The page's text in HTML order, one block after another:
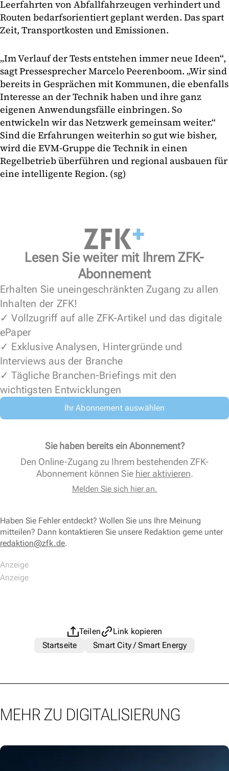
Leerfahrten von Abfallfahrzeugen verhindert und
Routen bedarfsorientiert geplant werden. Das spart
Zeit, Transportkosten und Emissionen.
„Im Verlauf der Tests entstehen immer neue Ideen“,
sagt Pressesprecher Marcelo Peerenboom. „Wir sind
bereits in Gesprächen mit Kommunen, die ebenfalls
Interesse an der Technik haben und ihre ganz
eigenen Anwendungsfälle einbringen. So
entwickeln wir das Netzwerk gemeinsam weiter.“
Sind die Erfahrungen weiterhin so gut wie bisher,
wird die EVM-Gruppe die Technik in einen
Regelbetrieb überführen und regional ausbauen für
eine intelligente Region. (sg)
Lesen Sie weiter mit Ihrem ZFK-
Abonnement
Erhalten Sie uneingeschränkten Zugang zu allen
Inhalten der ZFK!
✓ Vollzugriff auf alle ZFK-Artikel und das digitale
ePaper
✓ Exklusive Analysen, Hintergründe und
Interviews aus der Branche
✓ Tägliche Branchen-Briefings mit den
wichtigsten Entwicklungen
Ihr Abonnement auswählen
Sie haben bereits ein Abonnement?
Den Online-Zugang zu Ihrem bestehenden ZFK-
Abonnement können Sie hier aktivieren.
Melden Sie sich hier an.
Haben Sie Fehler entdeckt? Wollen Sie uns Ihre Meinung
mitteilen? Dann kontaktieren Sie unsere Redaktion gerne unter
redaktion@zfk.de.
Teilen
Link kopieren
Startseite
Smart City / Smart Energy
MEHR ZU DIGITALISIERUNG